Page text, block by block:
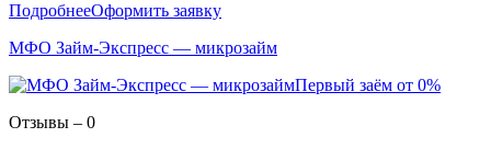
ПодробнееОформить заявку
МФО Займ-Экспресс — микрозайм
Первый заём от 0%
Отзывы – 0